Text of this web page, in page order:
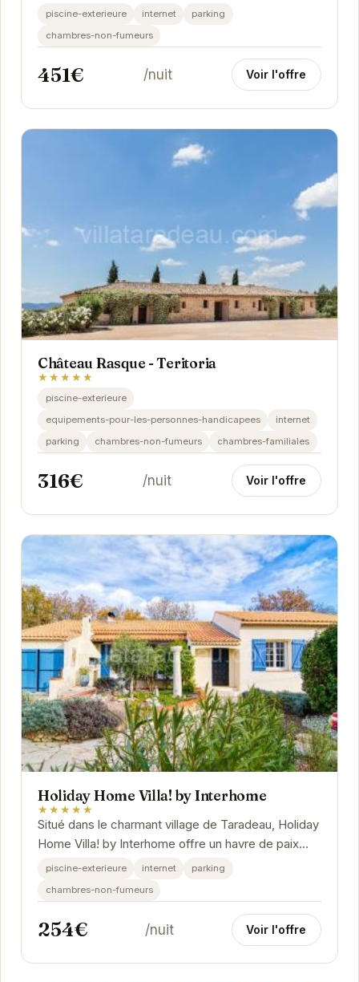
famille ou entre amis. Avec une capacité...
piscine-exterieure internet
parking
chambres-non-fumeurs
451€ /nuit Voir l'offre
Château Rasque - Teritoria
★★★★★
piscine-exterieure
equipements-pour-les-personnes-handicapees
internet
parking
chambres-non-fumeurs chambres-familiales
316€ /nuit Voir l'offre
Holiday Home Villa! by Interhome
★★★★★
Situé dans le charmant village de Taradeau, Holiday
Home Villa! by Interhome offre un havre de paix
pour des vacances relaxantes.
piscine-exterieure internet
parking
chambres-non-fumeurs
254€ /nuit Voir l'offre